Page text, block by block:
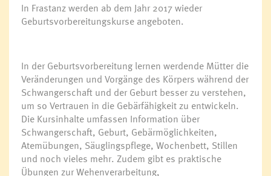
In Frastanz werden ab dem Jahr 2017 wieder
Geburtsvorbereitungskurse angeboten.
In der Geburtsvorbereitung lernen werdende Mütter die
Veränderungen und Vorgänge des Körpers während der
Schwangerschaft und der Geburt besser zu verstehen,
um so Vertrauen in die Gebärfähigkeit zu entwickeln.
Die Kursinhalte umfassen Information über
Schwangerschaft, Geburt, Gebärmöglichkeiten,
Atemübungen, Säuglingspflege, Wochenbett, Stillen
und noch vieles mehr. Zudem gibt es praktische
Übungen zur Wehenverarbeitung,